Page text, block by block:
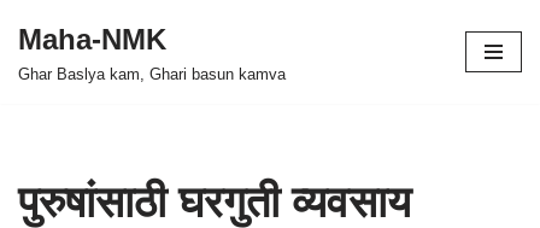
Skip
Maha-NMK
Ghar Baslya kam, Ghari basun kamva
पुरुषांसाठी घरगुती व्यवसाय